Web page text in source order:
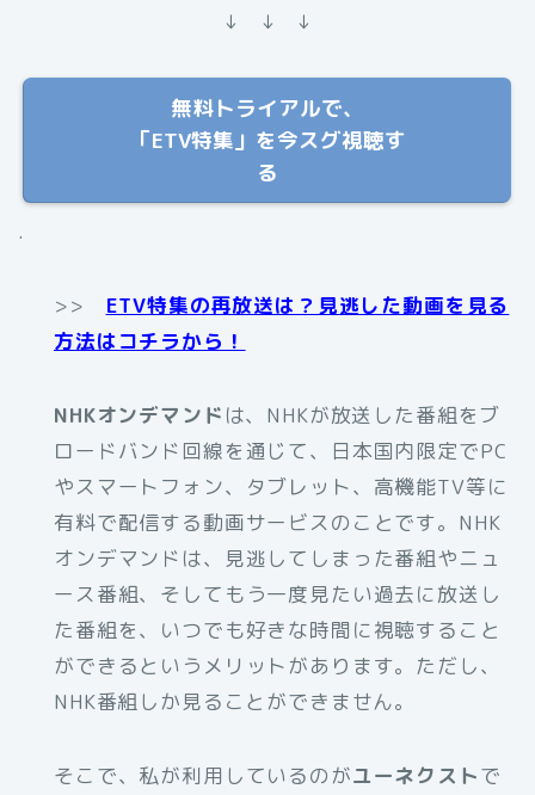
↓ ↓ ↓
無料トライアルで、
「ETV特集」を今スグ視聴す
る
.
>> ETV特集の再放送は？見逃した動画を見る
方法はコチラから！
NHKオンデマンド は、NHKが放送した番組をブ
ロードバンド回線を通じて、日本国内限定でPC
やスマートフォン、タブレット、高機能TV等に
有料で配信する動画サービスのことです。NHK
オンデマンドは、見逃してしまった番組やニュ
ース番組、そしてもう一度見たい過去に放送し
た番組を、いつでも好きな時間に視聴すること
ができるというメリットがあります。ただし、
NHK番組しか見ることができません。
そこで、私が利用しているのがユーネクストで